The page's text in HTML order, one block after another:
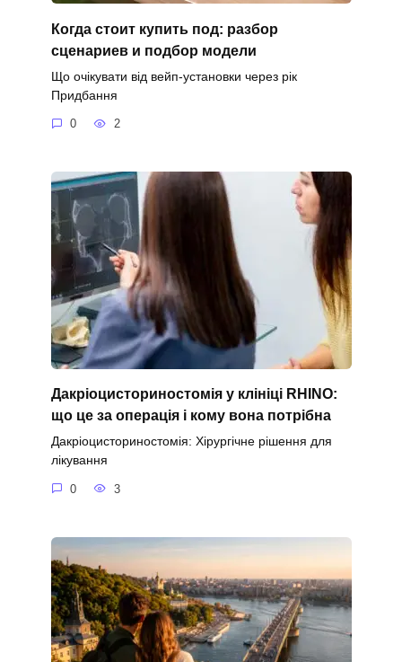
Когда стоит купить под: разбор
сценариев и подбор модели
Що очікувати від вейп-установки через рік
Придбання
0 2
Дакріоцисториностомія у клініці RHINO:
що це за операція і кому вона потрібна
Дакріоцисториностомія: Хірургічне рішення для
лікування
0 3